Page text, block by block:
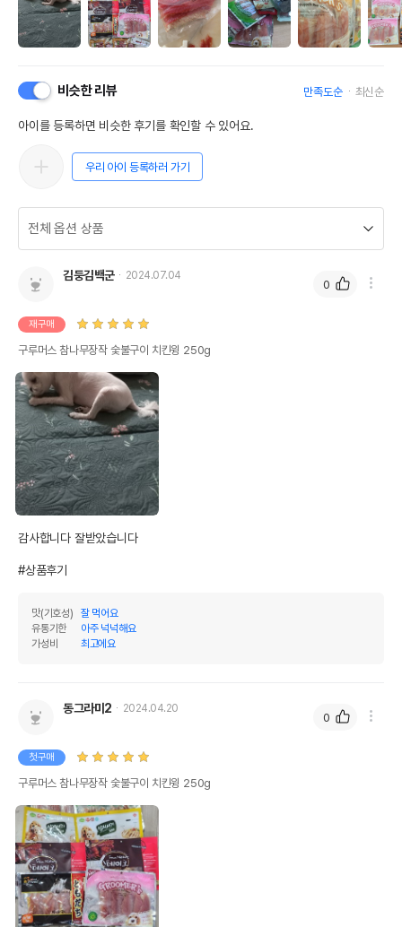
비슷한 리뷰 만족도순 최신순
아이를 등록하면 비슷한 후기를 확인할 수 있어요.
우리 아이 등록하러 가기
김둥김백군 2024.07.04
재구매
구루머스 참나무장작 숯불구이 치킨윙 250g
감사합니다 잘받았습니다
#상품후기
맛(기호성)
잘 먹어요
유통기한
아주 넉넉해요
가성비
최고에요
0
동그라미2 2024.04.20
첫구매
구루머스 참나무장작 숯불구이 치킨윙 250g
0